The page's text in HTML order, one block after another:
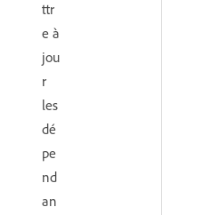
ttr
e à
jou
r
les
dé
pe
nd
an